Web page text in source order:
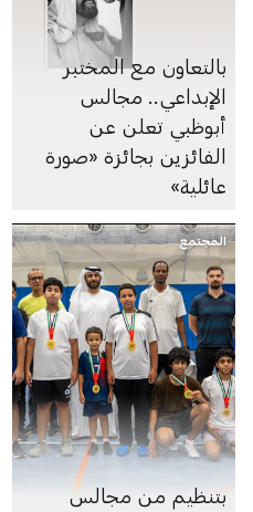
بالتعاون مع المختبر
الإبداعي.. مجالس
أبوظبي تعلن عن
الفائزين بجائزة «صورة
عائلية»
المجتمع
بتنظيم من مجالس